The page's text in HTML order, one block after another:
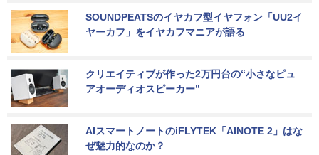
SOUNDPEATSのイヤカフ型イヤフォン「UU2イ
ヤーカフ」をイヤカフマニアが語る
クリエイティブが作った2万円台の“小さなピュ
アオーディオスピーカー”
AIスマートノートのiFLYTEK「AINOTE 2」はな
ぜ魅力的なのか？